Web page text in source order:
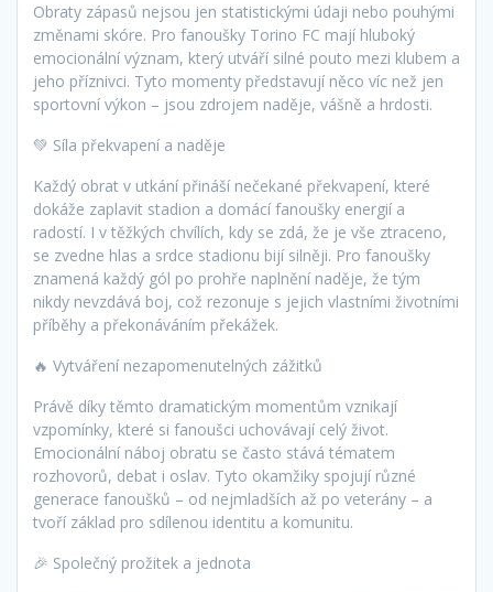
Obraty zápasů nejsou jen statistickými údaji nebo pouhými
změnami skóre. Pro fanoušky Torino FC mají hluboký
emocionální význam, který utváří silné pouto mezi klubem a
jeho příznivci. Tyto momenty představují něco víc než jen
sportovní výkon – jsou zdrojem naděje, vášně a hrdosti.
💚 Síla překvapení a naděje
Každý obrat v utkání přináší nečekané překvapení, které
dokáže zaplavit stadion a domácí fanoušky energií a
radostí. I v těžkých chvílích, kdy se zdá, že je vše ztraceno,
se zvedne hlas a srdce stadionu bijí silněji. Pro fanoušky
znamená každý gól po prohře naplnění naděje, že tým
nikdy nevzdává boj, což rezonuje s jejich vlastními životními
příběhy a překonáváním překážek.
🔥 Vytváření nezapomenutelných zážitků
Právě díky těmto dramatickým momentům vznikají
vzpomínky, které si fanoušci uchovávají celý život.
Emocionální náboj obratu se často stává tématem
rozhovorů, debat i oslav. Tyto okamžiky spojují různé
generace fanoušků – od nejmladších až po veterány – a
tvoří základ pro sdílenou identitu a komunitu.
🎉 Společný prožitek a jednota